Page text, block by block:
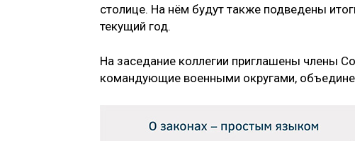
столице. На нём будут также подведены
текущий год.
На заседание коллегии приглашены члены
командующие военными округами,